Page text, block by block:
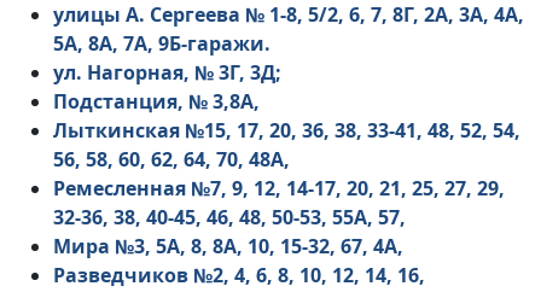
улицы А. Сергеева № 1-8, 5/2, 6, 7, 8Г, 2А, 3А, 4А,
5А, 8А, 7А, 9Б-гаражи.
ул. Нагорная, № 3Г, 3Д;
Подстанция, № 3,8А,
Лыткинская №15, 17, 20, 36, 38, 33-41, 48, 52, 54,
56, 58, 60, 62, 64, 70, 48А,
Ремесленная №7, 9, 12, 14-17, 20, 21, 25, 27, 29,
32-36, 38, 40-45, 46, 48, 50-53, 55А, 57,
Мира №3, 5А, 8, 8А, 10, 15-32, 67, 4А,
Разведчиков №2, 4, 6, 8, 10, 12, 14, 16,